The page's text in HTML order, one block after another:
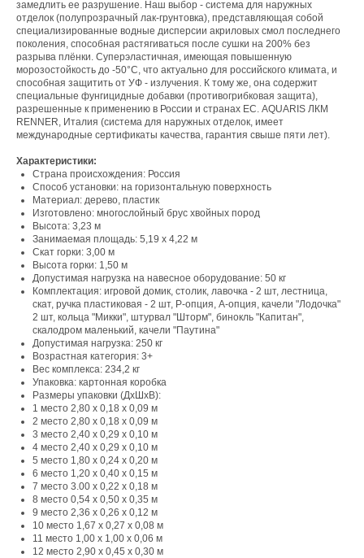
замедлить ее разрушение. Наш выбор - система для наружных
отделок (полупрозрачный лак-грунтовка), представляющая собой
специализированные водные дисперсии акриловых смол последнего
поколения, способная растягиваться после сушки на 200% без
разрыва плёнки. Суперэластичная, имеющая повышенную
морозостойкость до -50°С, что актуально для российского климата, и
способная защитить от УФ - излучения. К тому же, она содержит
специальные фунгицидные добавки (противогрибковая защита),
разрешенные к применению в России и странах ЕС. AQUARIS ЛКМ
RENNER, Италия (система для наружных отделок, имеет
международные сертификаты качества, гарантия свыше пяти лет).
Характеристики:
Страна происхождения: Россия
Способ установки: на горизонтальную поверхность
Материал: дерево, пластик
Изготовлено: многослойный брус хвойных пород
Высота: 3,23 м
Занимаемая площадь: 5,19 х 4,22 м
Скат горки: 3,00 м
Высота горки: 1,50 м
Допустимая нагрузка на навесное оборудование: 50 кг
Комплектация: игровой домик, столик, лавочка - 2 шт, лестница,
скат, ручка пластиковая - 2 шт, Р-опция, А-опция, качели "Лодочка"
2 шт, кольца "Микки", штурвал "Шторм", бинокль "Капитан",
скалодром маленький, качели "Паутина"
Допустимая нагрузка: 250 кг
Возрастная категория: 3+
Вес комплекса: 234,2 кг
Упаковка: картонная коробка
Размеры упаковки (ДхШхВ):
1 место 2,80 х 0,18 х 0,09 м
2 место 2,80 х 0,18 х 0,09 м
3 место 2,40 х 0,29 х 0,10 м
4 место 2,40 х 0,29 х 0,10 м
5 место 1,80 х 0,24 х 0,20 м
6 место 1,20 х 0,40 х 0,15 м
7 место 3.00 х 0,22 х 0,18 м
8 место 0,54 х 0,50 х 0,35 м
9 место 2,36 х 0,26 х 0,12 м
10 место 1,67 х 0,27 х 0,08 м
11 место 1,00 х 1,00 х 0,06 м
12 место 2,90 х 0,45 х 0,30 м